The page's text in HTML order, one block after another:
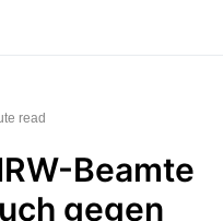
read
Beamte
gegen